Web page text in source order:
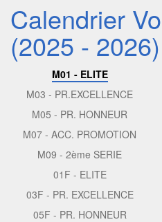
Calendrier
(2025 - 2026)
M01 - ELITE
M03 - PR.EXCELLENCE
M05 - PR. HONNEUR
M07 - ACC. PROMOTION
M09 - 2ème SERIE
01F - ELITE
03F - PR. EXCELLENCE
05F - PR. HONNEUR